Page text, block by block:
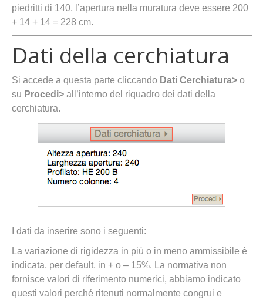
piedritti di 140, l’apertura nella muratura deve essere 200
+ 14 + 14 = 228 cm.
Dati della cerchiatura
Si accede a questa parte cliccando Dati Cerchiatura> o
su Procedi> all’interno del riquadro dei dati della
cerchiatura.
I dati da inserire sono i seguenti:
La variazione di rigidezza in più o in meno ammissibile è
indicata, per default, in + o – 15%. La normativa non
fornisce valori di riferimento numerici, abbiamo indicato
questi valori perché ritenuti normalmente congrui e